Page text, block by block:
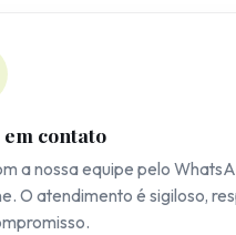
contato
a nossa equipe pelo
O atendimento é sigiloso,